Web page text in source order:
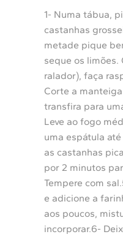
1- Numa tábua,
castanhas
metade pique
seque os limões.
ralador), faça
Corte a
transfira para
Leve ao fogo
uma espátula
as castanhas
por 2 minutos
Tempere com
e adicione a
aos poucos,
incorporar.6-